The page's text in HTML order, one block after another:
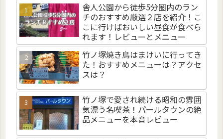
舎人公園から徒歩5分圏内のラン
チのおすすめ厳選２店を紹介！こ
こに行けばおいしい昼食が食べら
れます！レビューとメニュー
竹ノ塚焼き鳥はまけいに行ってき
た！おすすめメニューは？アクセ
スは？
竹ノ塚で愛され続ける昭和の雰囲
気漂う名喫茶！パールタウンの絶
品メニューを本音レビュー